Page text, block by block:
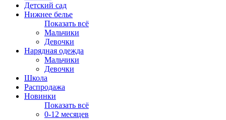
Детский сад
Нижнее белье
Показать всё
Мальчики
Девочки
Нарядная одежда
Мальчики
Девочки
Школа
Распродажа
Новинки
Показать всё
0-12 месяцев